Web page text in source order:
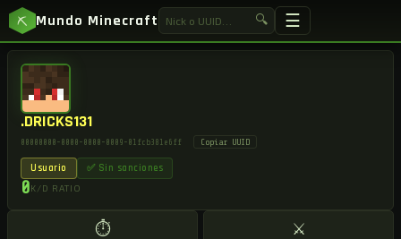
⛏ Mundo Minecraft 🔍 ☰
.DRICKS131
00000000-0000-0000-0009-01fcb381e6ff Copiar UUID
Usuario ✅ Sin sanciones
0K/D RATIO
⏱ ⚔